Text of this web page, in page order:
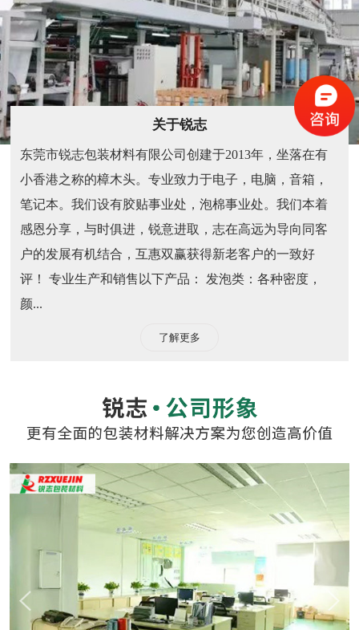
关于锐志
东莞市锐志包装材料有限公司创建于2013年，坐落在有
小香港之称的樟木头。专业致力于电子，电脑，音箱，
笔记本。我们设有胶贴事业处，泡棉事业处。我们本着
感恩分享，与时俱进，锐意进取，志在高远为导向同客
户的发展有机结合，互惠双赢获得新老客户的一致好
评！ 专业生产和销售以下产品： 发泡类：各种密度，
颜...
了解更多